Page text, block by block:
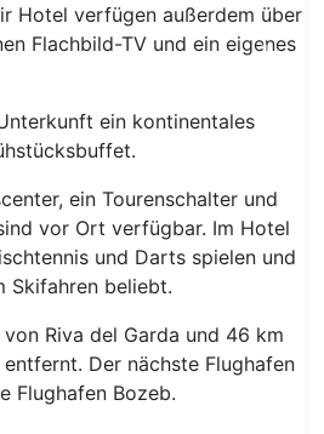
Hotel verfügen außerdem über
Flachbild-TV und ein eigenes
ein kontinentales
ein Tourenschalter und
vor Ort verfügbar. Im Hotel
und Darts spielen und
Skifahren beliebt.
Riva del Garda und 46 km
Der nächste Flughafen
Flughafen Bozeb.